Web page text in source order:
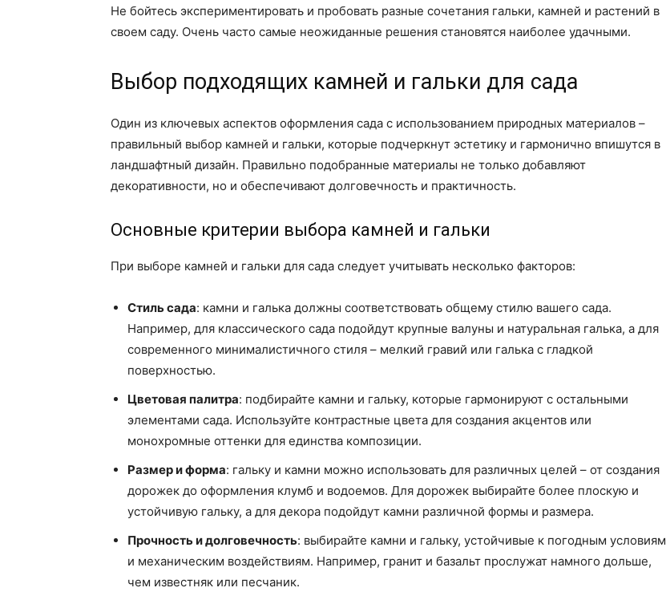
Не бойтесь экспериментировать и пробовать разные сочетания гальки, камней и растений в
своем саду. Очень часто самые неожиданные решения становятся наиболее удачными.
Выбор подходящих камней и гальки для сада
Один из ключевых аспектов оформления сада с использованием природных материалов –
правильный выбор камней и гальки, которые подчеркнут эстетику и гармонично впишутся в
ландшафтный дизайн. Правильно подобранные материалы не только добавляют
декоративности, но и обеспечивают долговечность и практичность.
Основные критерии выбора камней и гальки
При выборе камней и гальки для сада следует учитывать несколько факторов:
Стиль сада: камни и галька должны соответствовать общему стилю вашего сада.
Например, для классического сада подойдут крупные валуны и натуральная галька, а для
современного минималистичного стиля – мелкий гравий или галька с гладкой
поверхностью.
Цветовая палитра: подбирайте камни и гальку, которые гармонируют с остальными
элементами сада. Используйте контрастные цвета для создания акцентов или
монохромные оттенки для единства композиции.
Размер и форма: гальку и камни можно использовать для различных целей – от создания
дорожек до оформления клумб и водоемов. Для дорожек выбирайте более плоскую и
устойчивую гальку, а для декора подойдут камни различной формы и размера.
Прочность и долговечность: выбирайте камни и гальку, устойчивые к погодным условиям
и механическим воздействиям. Например, гранит и базальт прослужат намного дольше,
чем известняк или песчаник.